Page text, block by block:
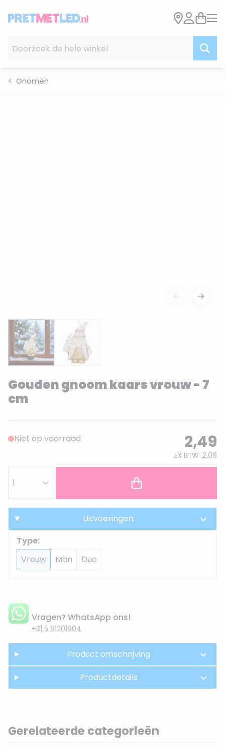
Gnomen
Gouden gnoom kaars vrouw - 7
cm
Niet op voorraad 2,49
EX BTW 2,06
Uitvoeringen:
Type:
Vrouw
Man Duo
Vragen? WhatsApp ons!
+31 5 91201904
Product omschrijving
Productdetails
Gerelateerde categorieën